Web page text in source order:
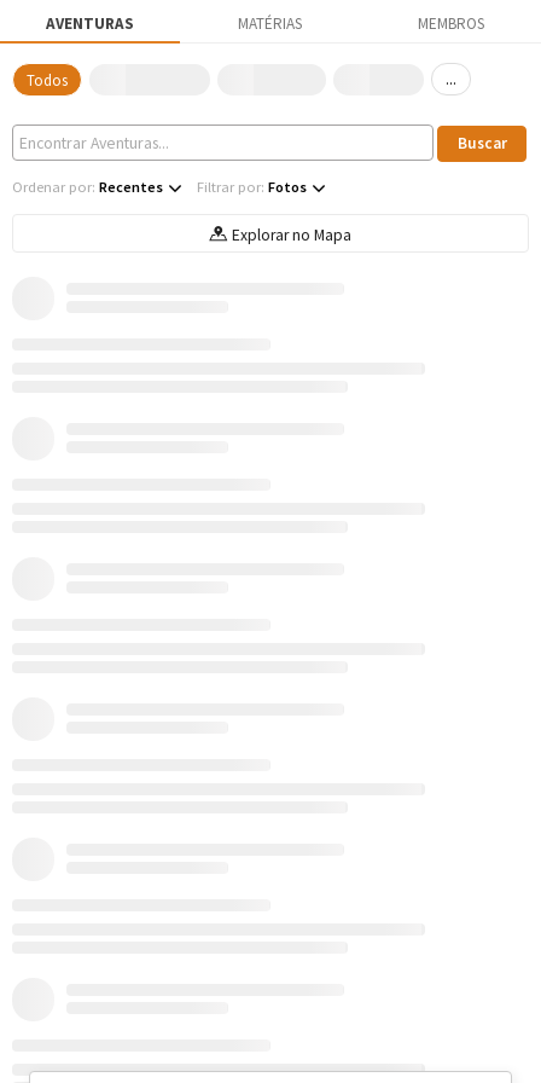
AVENTURAS MATÉRIAS MEMBROS
Todos ...
Ordenar por: Recentes Filtrar por: Fotos
Explorar no Mapa